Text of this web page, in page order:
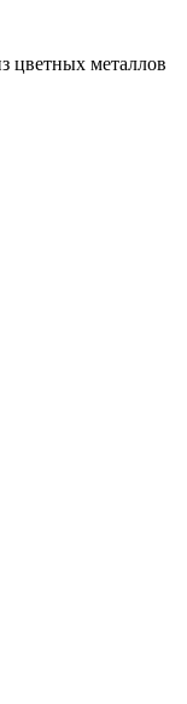
цветных металлов